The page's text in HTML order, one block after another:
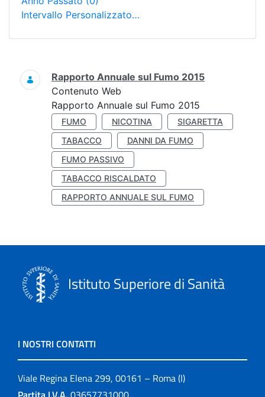
Intervallo Personalizzato…
Ricerca
Rapporto Annuale sul Fumo 2015
Contenuto Web
Rapporto Annuale sul Fumo 2015
FUMO NICOTINA
SIGARETTA
TABACCO
DANNI DA FUMO
FUMO PASSIVO
TABACCO RISCALDATO
RAPPORTO ANNUALE SUL FUMO
Istituto Superiore di Sanità
I NOSTRI CONTATTI
Viale Regina Elena 299, 00161 – Roma (I)